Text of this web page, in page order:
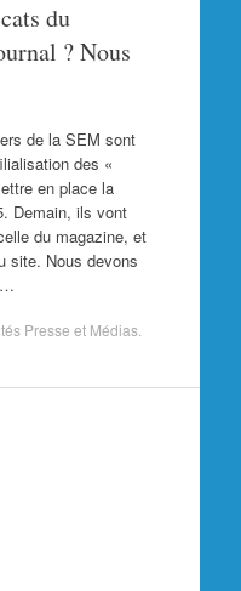
du
? Nous
de la SEM sont
des «
en place la
Demain, ils vont
du magazine, et
site. Nous devons
Presse et Médias.